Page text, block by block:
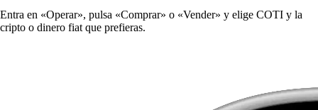
Entra en «Operar», pulsa «Comprar» o «Vender» y elige COTI y la
cripto o dinero fiat que prefieras.